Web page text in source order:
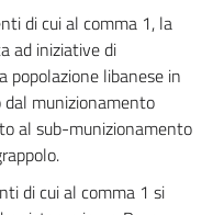
di cui al comma 1, la
ad iniziative di
popolazione libanese in
munizionamento
al sub-munizionamento
di cui al comma 1 si